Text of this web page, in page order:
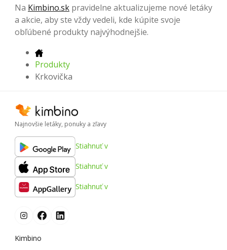
Na Kimbino.sk pravidelne aktualizujeme nové letáky
a akcie, aby ste vždy vedeli, kde kúpite svoje
obľúbené produkty najvýhodnejšie.
Produkty
Krkovička
Najnovšie letáky, ponuky a zľavy
Stiahnuť v
Stiahnuť v
Stiahnuť v
Kimbino